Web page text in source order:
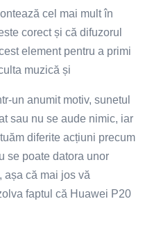
cel mai mult în
corect și că difuzorul
element pentru a primi
muzică și
un anumit motiv, sunetul
sau nu se aude nimic, iar
diferite acțiuni precum
se poate datora unor
așa că mai jos vă
faptul că Huawei P20